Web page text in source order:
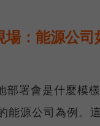
場：能源公司
部署會是什麼模
能源公司為例。